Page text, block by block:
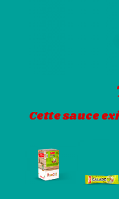
Cette sauce